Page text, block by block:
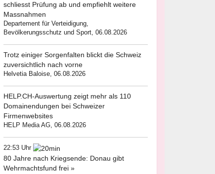
schliesst Prüfung ab und empfiehlt weitere
Massnahmen
Departement für Verteidigung,
Bevölkerungsschutz und Sport, 06.08.2026
Trotz einiger Sorgenfalten blickt die Schweiz
zuversichtlich nach vorne
Helvetia Baloise, 06.08.2026
HELP.CH-Auswertung zeigt mehr als 110
Domainendungen bei Schweizer
Firmenwebsites
HELP Media AG, 06.08.2026
22:53 Uhr
80 Jahre nach Kriegsende: Donau gibt
Wehrmachtsfund frei »